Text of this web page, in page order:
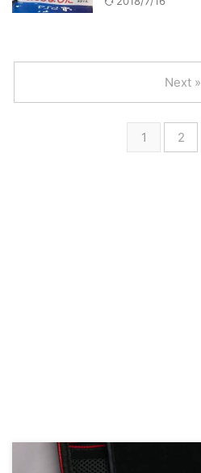
1 2
Next »